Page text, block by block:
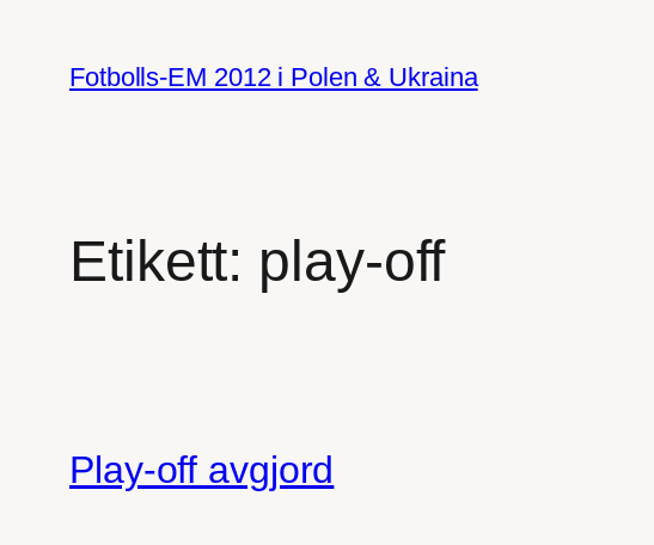
innehåll
Fotbolls-EM 2012 i Polen & Ukraina
Etikett: play-off
Play-off avgjord